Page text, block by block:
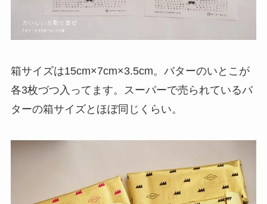
箱サイズは15cm×7cm×3.5cm。バターのいとこが
各3枚づつ入ってます。スーパーで売られているバ
ターの箱サイズとほぼ同じくらい。